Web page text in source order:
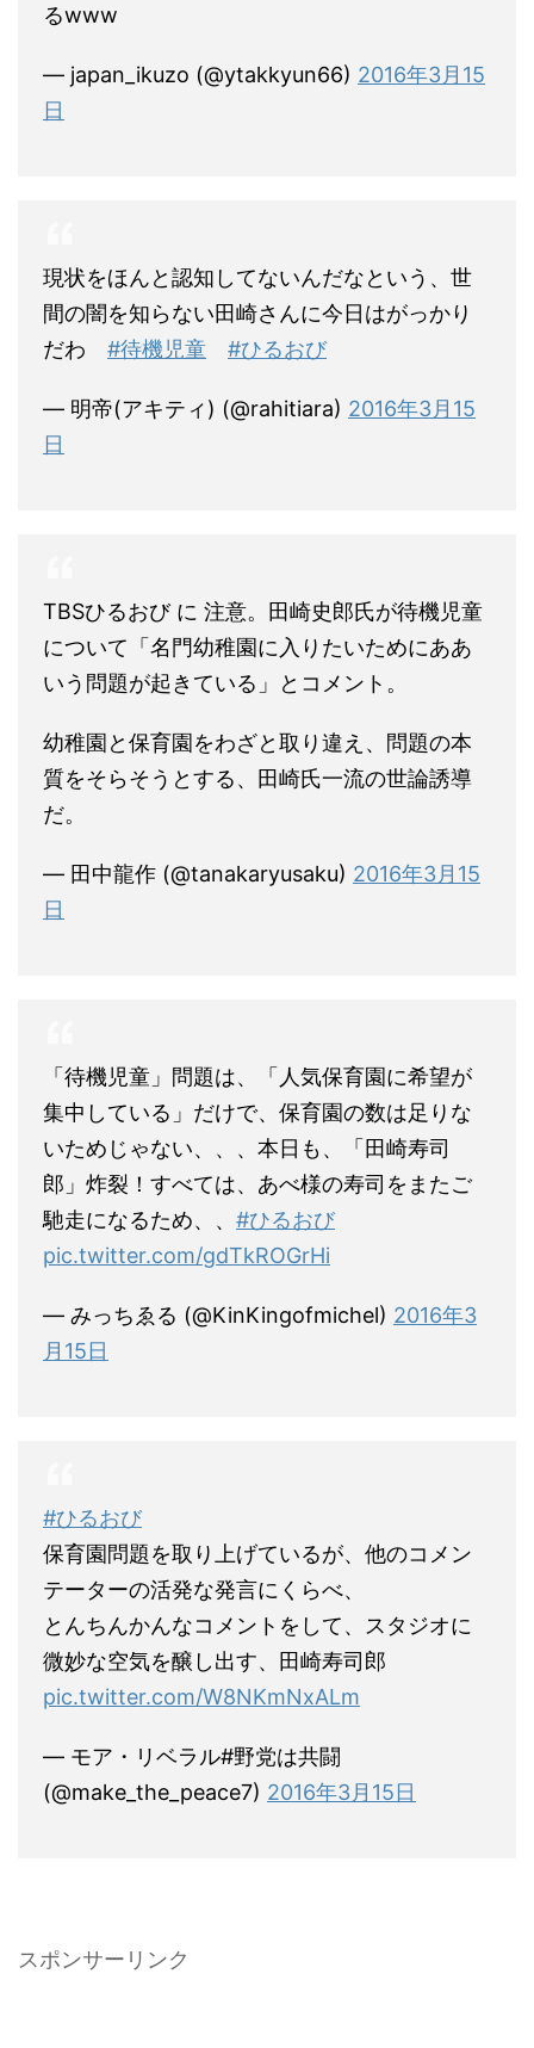
るwww
— japan_ikuzo (@ytakkyun66) 2016年3月15
日
現状をほんと認知してないんだなという、世
間の闇を知らない田崎さんに今日はがっかり
だわ #待機児童 #ひるおび
— 明帝(アキティ) (@rahitiara) 2016年3月15
日
TBSひるおび に 注意。田崎史郎氏が待機児童
について「名門幼稚園に入りたいためにああ
いう問題が起きている」とコメント。
幼稚園と保育園をわざと取り違え、問題の本
質をそらそうとする、田崎氏一流の世論誘導
だ。
— 田中龍作 (@tanakaryusaku) 2016年3月15
日
「待機児童」問題は、「人気保育園に希望が
集中している」だけで、保育園の数は足りな
いためじゃない、、、本日も、「田崎寿司
郎」炸裂！すべては、あべ様の寿司をまたご
馳走になるため、、 #ひるおび
pic.twitter.com/gdTkROGrHi
— みっちゑる (@KinKingofmichel) 2016年3
月15日
#ひるおび
保育園問題を取り上げているが、他のコメン
テーターの活発な発言にくらべ、
とんちんかんなコメントをして、スタジオに
微妙な空気を醸し出す、田崎寿司郎
pic.twitter.com/W8NKmNxALm
— モア・リベラル#野党は共闘
(@make_the_peace7) 2016年3月15日
スポンサーリンク